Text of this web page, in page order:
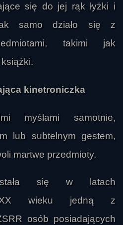
się do jej rąk łyżki i
samo działo się z
takimi jak
kinetroniczka
myślami samotnie,
lub subtelnym gestem,
martwe przedmioty.
stała się w latach
XX wieku jedną z
osób posiadających